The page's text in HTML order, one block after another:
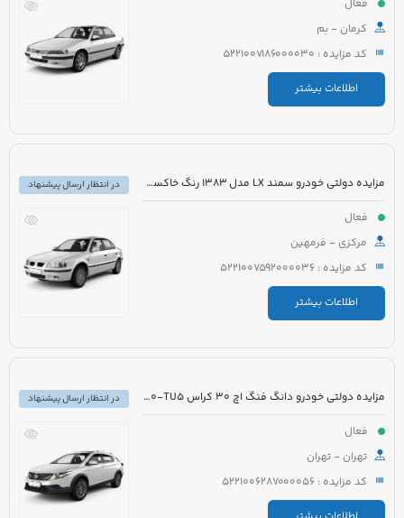
فعال
کرمان - بم
کد مزایده : 5221007186000030
اطلاعات بیشتر
مزایده دولتی خودرو سمند LX مدل 1383 رنگ خاکستری
فعال
مرکزی - فرمهین
کد مزایده : 5221007592000036
اطلاعات بیشتر
در انتظار ارسال پیشنهاد
مزایده دولتی خودرو دانگ فنگ اچ 30 کراس H30-TU5 مدل 1396 رنگ سفید
فعال
تهران - تهران
کد مزایده : 5221006287000056
در انتظار ارسال پیشنهاد